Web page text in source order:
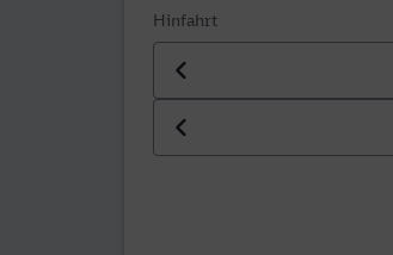
Hinfahrt
Datum der Hinfahrt
Uhrzeit der Hinfahrt